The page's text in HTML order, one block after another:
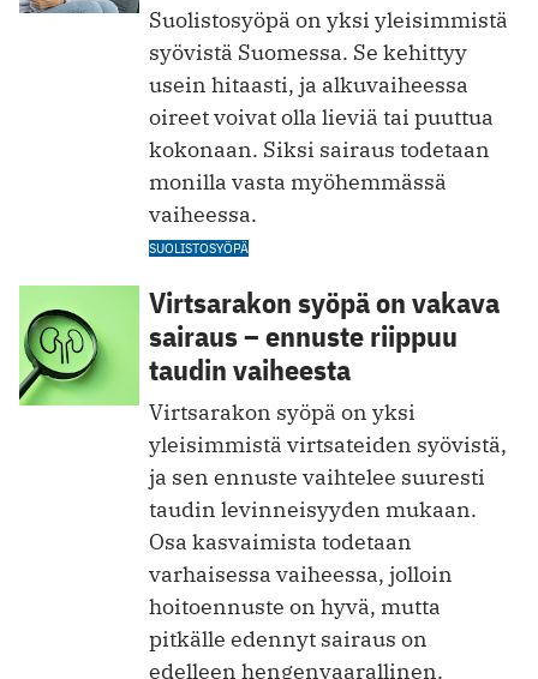
Suolistosyöpä on yksi yleisimmistä
syövistä Suomessa. Se kehittyy
usein hitaasti, ja alkuvaiheessa
oireet voivat olla lieviä tai puuttua
kokonaan. Siksi sairaus todetaan
monilla vasta myöhemmässä
vaiheessa.
SUOLISTOSYÖPÄ
Virtsarakon syöpä on vakava
sairaus – ennuste riippuu
taudin vaiheesta
Virtsarakon syöpä on yksi
yleisimmistä virtsateiden syövistä,
ja sen ennuste vaihtelee suuresti
taudin levinneisyyden mukaan.
Osa kasvaimista todetaan
varhaisessa vaiheessa, jolloin
hoitoennuste on hyvä, mutta
pitkälle edennyt sairaus on
edelleen hengenvaarallinen.